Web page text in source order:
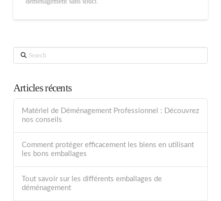
Search
Articles récents
Matériel de Déménagement Professionnel : Découvrez
nos conseils
Comment protéger efficacement les biens en utilisant
les bons emballages
Tout savoir sur les différents emballages de
déménagement